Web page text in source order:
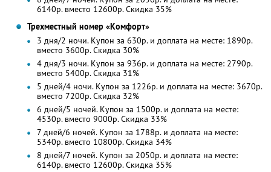
6140р. вместо 12600р. Скидка 35%
Трехместный номер «Комфорт»
3 дня/2 ночи. Купон за 630р. и доплата на месте: 1890р.
вместо 3600р.Скидка 30%
4 дня/3 ночи. Купон за 936р. и доплата на месте: 2790р.
вместо 5400р.Скидка 31%
5 дней/4 ночи. Купон за 1226р. и доплата на месте: 3670р.
вместо 7200р. Скидка 32%
6 дней/5 ночей. Купон за 1500р. и доплата на месте:
4530р. вместо 9000р. Скидка 33%
7 дней/6 ночей. Купон за 1788р. и доплата на месте:
5340р. вместо 10800р. Скидка 34%
8 дней/7 ночей. Купон за 2050р. и доплата на месте:
6140р. вместо 12600р. Скидка 35%